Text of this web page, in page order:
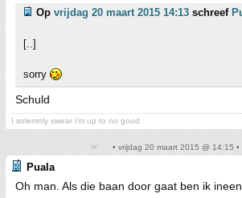
Op vrijdag 20 maart 2015 14:13 schreef
[..]
sorry
Schuld
I solemnly swear i'm up to no good
• vrijdag 20 maart 2015 @ 14:15 •
Puala
Oh man. Als die baan door gaat ben ik